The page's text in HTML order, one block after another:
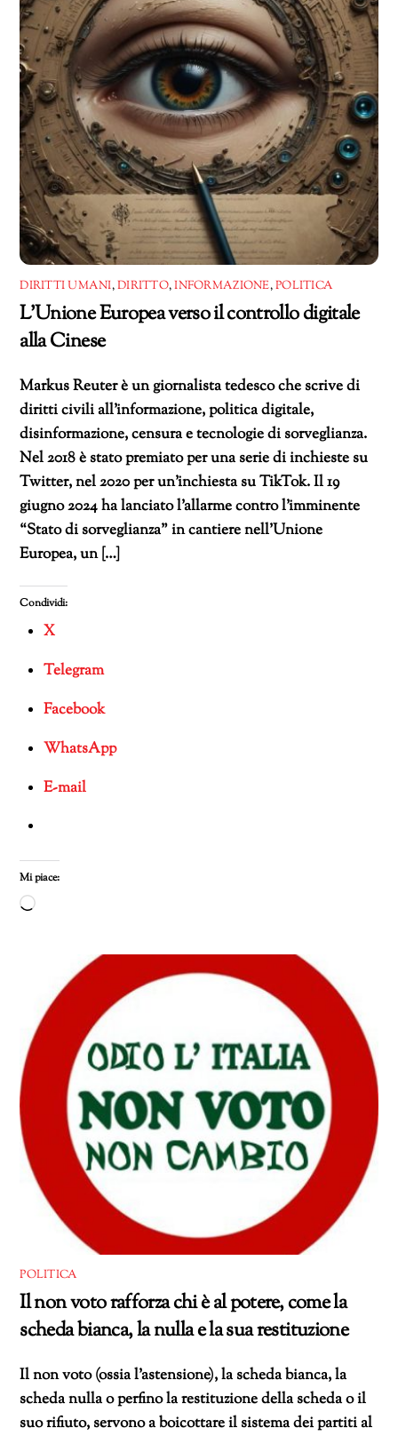
DIRITTI UMANI,DIRITTO,INFORMAZIONE,POLITICA
L’Unione Europea verso il controllo digitale
alla Cinese
Markus Reuter è un giornalista tedesco che scrive di
diritti civili all’informazione, politica digitale,
disinformazione, censura e tecnologie di sorveglianza.
Nel 2018 è stato premiato per una serie di inchieste su
Twitter, nel 2020 per un’inchiesta su TikTok. Il 19
giugno 2024 ha lanciato l’allarme contro l’imminente
“Stato di sorveglianza” in cantiere nell’Unione
Europea, un […]
Condividi:
X
Telegram
Facebook
WhatsApp
E-mail
Mi piace:
Caricamento
POLITICA
Il non voto rafforza chi è al potere, come la
scheda bianca, la nulla e la sua restituzione
Il non voto (ossia l’astensione), la scheda bianca, la
scheda nulla o perfino la restituzione della scheda o il
suo rifiuto, servono a boicottare il sistema dei partiti al